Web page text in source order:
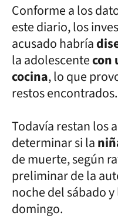
Conforme a los
este diario, los
acusado habría
la adolescentecon
cocina, lo que
restos encontrados.
Todavía restan los
determinar si la
de muerte, según
preliminar de la
noche del sábado
domingo.